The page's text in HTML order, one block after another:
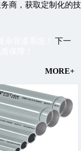
商，获取定制化的技
下一
MORE+